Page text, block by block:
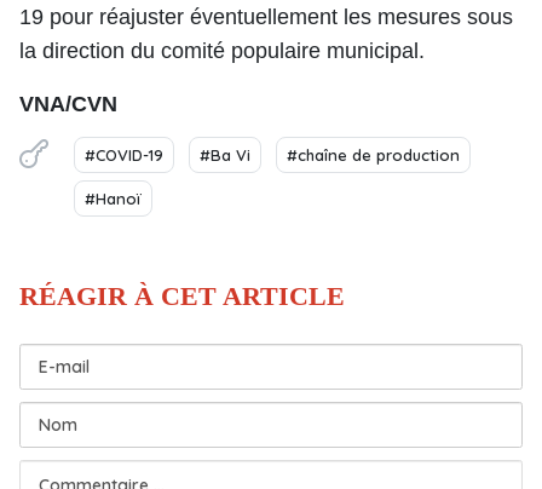
19 pour réajuster éventuellement les mesures sous
la direction du comité populaire municipal.
VNA/CVN
#COVID-19 #Ba Vi #chaîne de production
#Hanoï